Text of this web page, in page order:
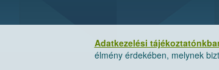
Adatkezelési
élmény érdekében, melynek